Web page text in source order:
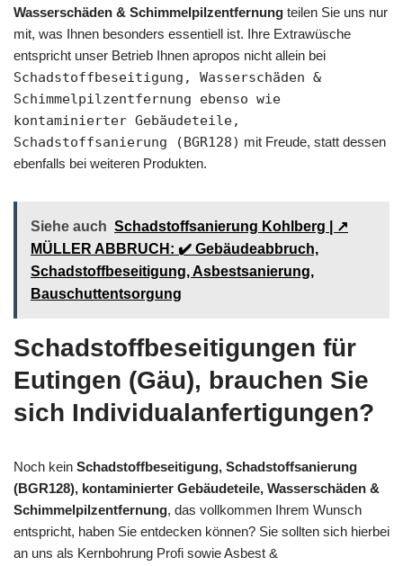
Wasserschäden & Schimmelpilzentfernung teilen Sie uns nur
mit, was Ihnen besonders essentiell ist. Ihre Extrawüsche
entspricht unser Betrieb Ihnen apropos nicht allein bei
Schadstoffbeseitigung, Wasserschäden &
Schimmelpilzentfernung ebenso wie
kontaminierter Gebäudeteile,
Schadstoffsanierung (BGR128) mit Freude, statt dessen
ebenfalls bei weiteren Produkten.
Siehe auch Schadstoffsanierung Kohlberg | ↗️
MÜLLER ABBRUCH: ✔️ Gebäudeabbruch,
Schadstoffbeseitigung, Asbestsanierung,
Bauschuttentsorgung
Schadstoffbeseitigungen für
Eutingen (Gäu), brauchen Sie
sich Individualanfertigungen?
Noch kein Schadstoffbeseitigung, Schadstoffsanierung
(BGR128), kontaminierter Gebäudeteile, Wasserschäden &
Schimmelpilzentfernung, das vollkommen Ihrem Wunsch
entspricht, haben Sie entdecken können? Sie sollten sich hierbei
an uns als Kernbohrung Profi sowie Asbest &